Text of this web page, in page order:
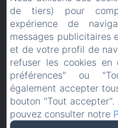
Politique
de tiers) pour
expérience de
messages publicitaires
et de votre profil de
refuser les cookies en
préférences" ou
également accepter
bouton "Tout
pouvez consulter notre